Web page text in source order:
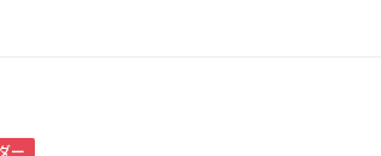
ー